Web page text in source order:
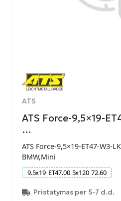
ATS
ATS Force-9,5×19-
…
ATS Force-9,5×19-ET47-W3-
BMW,Mini
9.5x19 ET47.00 5x120 72.60
Pristatymas per 5-7 d.d.